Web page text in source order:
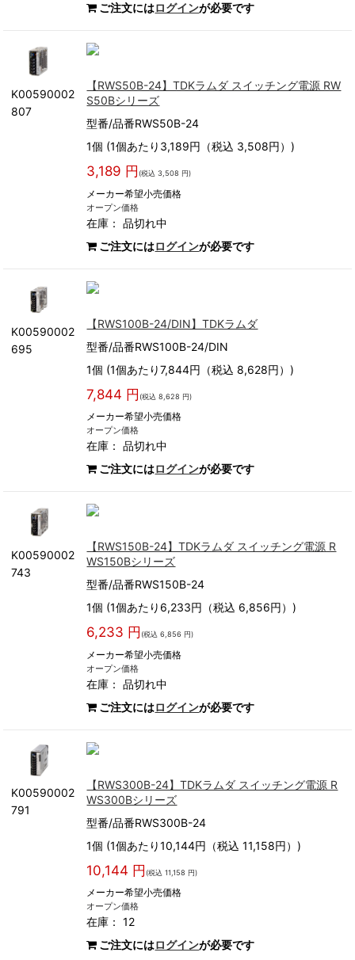
ご注文にはログインが必要です
K00590002
807
【RWS50B-24】TDKラムダ スイッチング電源 RW
S50Bシリーズ
型番/品番RWS50B-24
1個 (1個あたり3,189円（税込 3,508円）)
3,189 円 (税込 3,508 円)
メーカー希望小売価格
オープン価格
在庫：品切れ中
ご注文にはログインが必要です
K00590002
695
【RWS100B-24/DIN】TDKラムダ
型番/品番RWS100B-24/DIN
1個 (1個あたり7,844円（税込 8,628円）)
7,844 円 (税込 8,628 円)
メーカー希望小売価格
オープン価格
在庫：品切れ中
ご注文にはログインが必要です
K00590002
743
【RWS150B-24】TDKラムダ スイッチング電源 R
WS150Bシリーズ
型番/品番RWS150B-24
1個 (1個あたり6,233円（税込 6,856円）)
6,233 円 (税込 6,856 円)
メーカー希望小売価格
オープン価格
在庫：品切れ中
ご注文にはログインが必要です
K00590002
791
【RWS300B-24】TDKラムダ スイッチング電源 R
WS300Bシリーズ
型番/品番RWS300B-24
1個 (1個あたり10,144円（税込 11,158円）)
10,144 円 (税込 11,158 円)
メーカー希望小売価格
オープン価格
在庫： 12
ご注文にはログインが必要です